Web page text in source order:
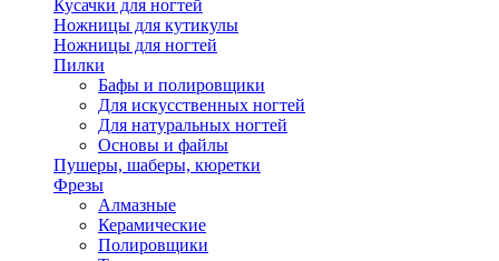
Кусачки для ногтей
Ножницы для кутикулы
Ножницы для ногтей
Пилки
Бафы и полировщики
Для искусственных ногтей
Для натуральных ногтей
Основы и файлы
Пушеры, шаберы, кюретки
Фрезы
Алмазные
Керамические
Полировщики